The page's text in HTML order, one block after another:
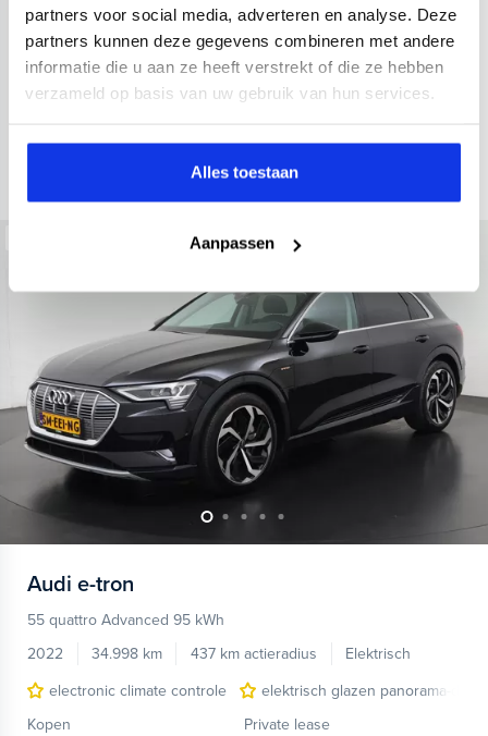
partners voor social media, adverteren en analyse. Deze
partners kunnen deze gegevens combineren met andere
informatie die u aan ze heeft verstrekt of die ze hebben
verzameld op basis van uw gebruik van hun services.
Alles toestaan
Aanpassen
Hybride benzine
Automaat
achteruitrijcamera
Apple Carplay/Android Auto
Kopen
Op aanvraag
Audi e-tron
55 quattro Advanced 95 kWh
2022
34.998 km 437 km actieradius
Elektrisch
electronic climate controle
elektrisch glazen panorama-dak
Kopen
Private lease